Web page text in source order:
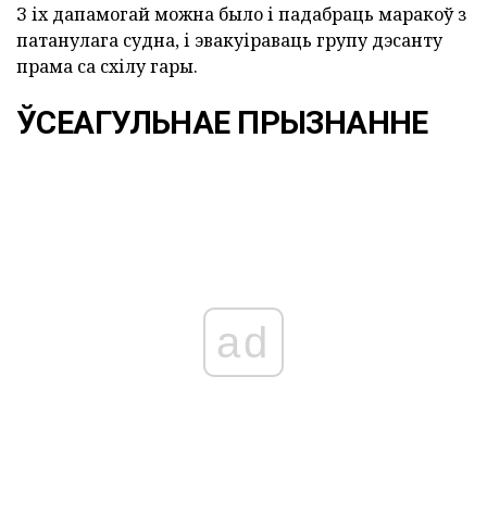
З іх дапамогай можна было і падабраць маракоў з
патанулага судна, і эвакуіраваць групу дэсанту
прама са схілу гары.
ЎСЕАГУЛЬНАЕ ПРЫЗНАННЕ
ad